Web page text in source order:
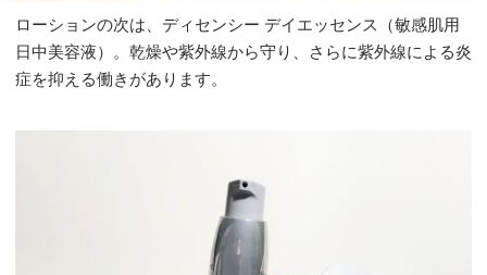
ローションの次は、ディセンシー デイエッセンス（敏感肌用
日中美容液）。乾燥や紫外線から守り、さらに紫外線による炎
症を抑える働きがあります。